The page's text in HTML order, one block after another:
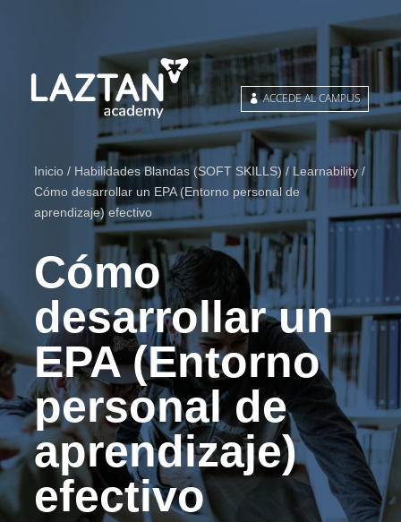
ACCEDE AL CAMPUS
Inicio / Habilidades Blandas (SOFT SKILLS)/Learnability /
Cómo desarrollar un EPA (Entorno personal de
aprendizaje) efectivo
Cómo
desarrollar un
EPA (Entorno
personal de
aprendizaje)
efectivo